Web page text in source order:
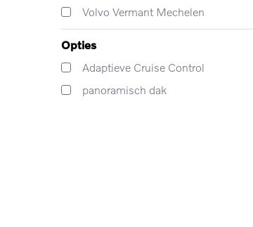
Volvo Vermant Mechelen
Opties
Adaptieve Cruise Control
panoramisch dak